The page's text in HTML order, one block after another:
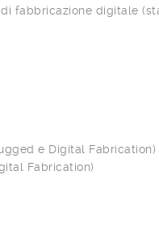
fabbricazione digitale
e Digital Fabrication)
Fabrication)